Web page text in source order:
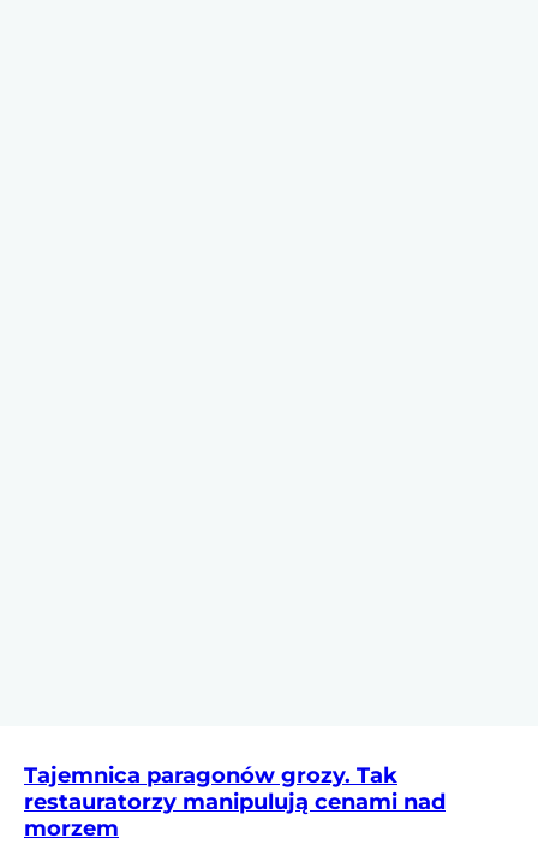
Tajemnica paragonów grozy. Tak
restauratorzy manipulują cenami nad
morzem